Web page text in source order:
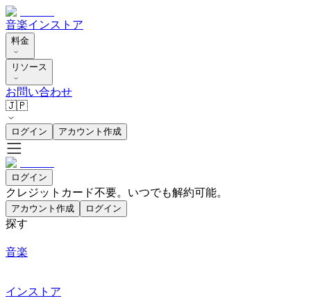
音楽インストア
料金
リソース
お問い合わせ
🇯🇵
ログイン アカウント作成
ログイン
クレジットカード不要。いつでも解約可能。
アカウント作成 ログイン
探す
音楽
インストア